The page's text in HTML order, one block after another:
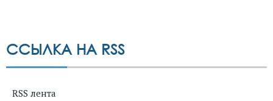
ССЫЛКА НА RSS
RSS лента